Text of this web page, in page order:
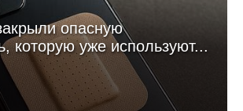
опасную
которую уже используют...